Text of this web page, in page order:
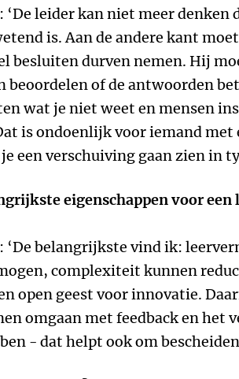
‘De leider kan niet meer denken
is. Aan de andere kant
besluiten durven nemen. Hij
beoordelen of de antwoorden
wat je niet weet en mensen
is ondoenlijk voor iemand met
een verschuiving gaan zien in
eigenschappen voor een
‘De belangrijkste vind ik:
complexiteit kunnen
open geest voor innovatie.
omgaan met feedback en het
- dat helpt ook om